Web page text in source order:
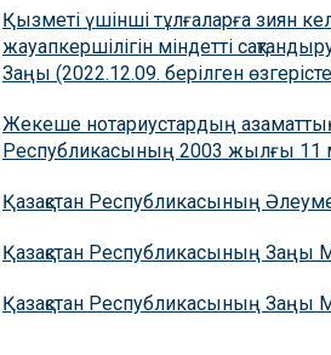
Қызметi үшiншi тұлғаларға зиян
жауапкершiлiгiн мiндеттi
Заңы (2022.12.09. берілген
Жекеше нотариустардың азаматтық-
Республикасының 2003 жылғы
Қазақстан Республикасының
Қазақстан Республикасының Заңы
Қазақстан Республикасының Заңы